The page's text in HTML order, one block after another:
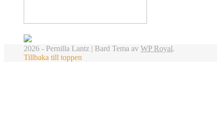
2026 - Pernilla Lantz | Bard Tema av WP Royal.
Tillbaka till toppen